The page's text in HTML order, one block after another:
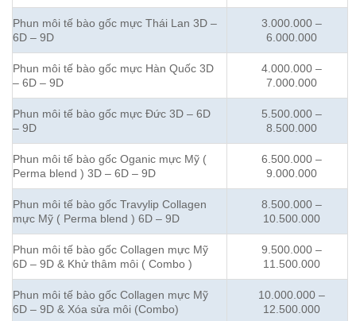
Phun môi tế bào gốc mực Thái Lan 3D –
6D – 9D
3.000.000 –
6.000.000
Phun môi tế bào gốc mực Hàn Quốc 3D
– 6D – 9D
4.000.000 –
7.000.000
Phun môi tế bào gốc mực Đức 3D – 6D
– 9D
5.500.000 –
8.500.000
Phun môi tế bào gốc Oganic mực Mỹ (
Perma blend ) 3D – 6D – 9D
6.500.000 –
9.000.000
Phun môi tế bào gốc Travylip Collagen
mực Mỹ ( Perma blend ) 6D – 9D
8.500.000 –
10.500.000
Phun môi tế bào gốc Collagen mực Mỹ
6D – 9D & Khử thâm môi ( Combo )
9.500.000 –
11.500.000
Phun môi tế bào gốc Collagen mực Mỹ
6D – 9D & Xóa sửa môi (Combo)
10.000.000 –
12.500.000